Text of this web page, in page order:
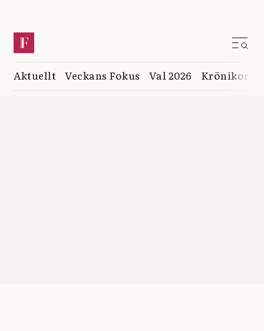
Aktuellt Veckans Fokus Val 2026 Krönikor